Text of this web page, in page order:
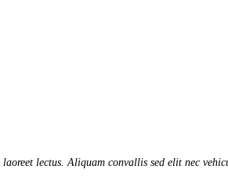
lectus. Aliquam convallis sed elit nec